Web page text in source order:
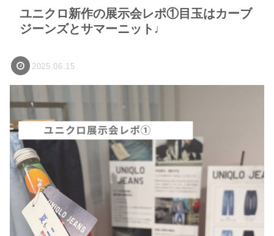
ユニクロ新作の展示会レポ①目玉はカーブ
ジーンズとサマーニット♩
2025.06.15